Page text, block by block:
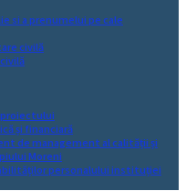
si a prenumelui pe cale
civilă
și financiară
de management al calității și
Moreni
personalului instituției